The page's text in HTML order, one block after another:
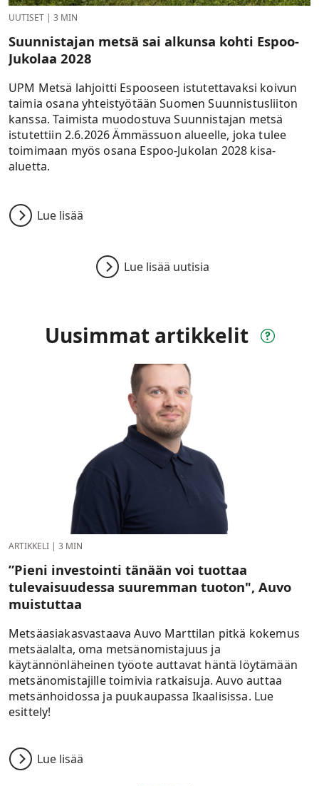
UUTISET | 3 MIN
Suunnistajan metsä sai alkunsa kohti Espoo-
Jukolaa 2028
UPM Metsä lahjoitti Espooseen istutettavaksi koivun
taimia osana yhteistyötään Suomen Suunnistusliiton
kanssa. Taimista muodostuva Suunnistajan metsä
istutettiin 2.6.2026 Ämmässuon alueelle, joka tulee
toimimaan myös osana Espoo-Jukolan 2028 kisa-
aluetta.
Lue lisää
Lue lisää uutisia
Uusimmat artikkelit
ARTIKKELI | 3 MIN
”Pieni investointi tänään voi tuottaa
tulevaisuudessa suuremman tuoton", Auvo
muistuttaa
Metsäasiakasvastaava Auvo Marttilan pitkä kokemus
metsäalalta, oma metsänomistajuus ja
käytännönläheinen työote auttavat häntä löytämään
metsänomistajille toimivia ratkaisuja. Auvo auttaa
metsänhoidossa ja puukaupassa Ikaalisissa. Lue
esittely!
Lue lisää